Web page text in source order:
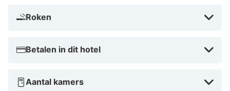
in Oberwiesenthal, bevind je je vlak bij de skiliften, vlak
rijden van Skigebiet am Fichtelberg. Dit hotel met
Oberwiesenthal.
Roken
Betalen in dit hotel
Aantal kamers